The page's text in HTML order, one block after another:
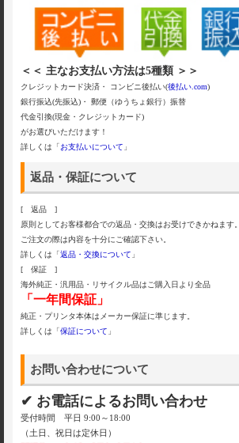
＜＜ 主なお支払い方法は5種類 ＞＞
クレジットカード決済・ コンビニ後払い(後払い.com)
銀行振込(先振込)・ 郵便（ゆうちょ銀行）振替
代金引換(現金・クレジットカード)
がお選びいただけます！
詳しくは「お支払いについて 」
返品・保証について
[ 返品 ]
原則としてお客様都合での返品・交換はお受けできかねます。
ご注文の際は内容を十分にご確認下さい。
詳しくは「返品・交換について 」
[ 保証 ]
海外純正・汎用品・リサイクル品はご購入日より全品
「一年間保証」
純正・プリンタ本体はメーカー保証に準じます。
詳しくは「保証について 」
お問い合わせについて
✔ お電話によるお問い合わせ
受付時間 平日 9:00～18:00
（土日、祝日は定休日）